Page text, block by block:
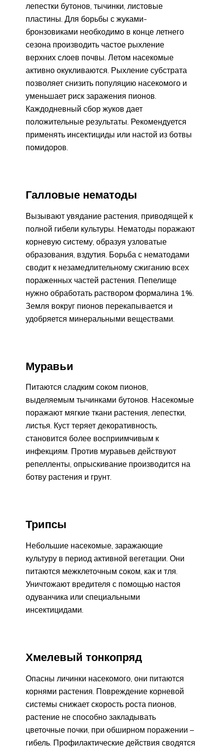
лепестки бутонов, тычинки, листовые
пластины. Для борьбы с жуками-
бронзовиками необходимо в конце летнего
сезона производить частое рыхление
верхних слоев почвы. Летом насекомые
активно окукливаются. Рыхление субстрата
позволяет снизить популяцию насекомого и
уменьшает риск заражения пионов.
Каждодневный сбор жуков дает
положительные результаты. Рекомендуется
применять инсектициды или настой из ботвы
помидоров.
Галловые нематоды
Вызывают увядание растения, приводящей к
полной гибели культуры. Нематоды поражают
корневую систему, образуя узловатые
образования, вздутия. Борьба с нематодами
сводит к незамедлительному сжиганию всех
пораженных частей растения. Пепелище
нужно обработать раствором формалина 1%.
Земля вокруг пионов перекапывается и
удобряется минеральными веществами.
Муравьи
Питаются сладким соком пионов,
выделяемым тычинками бутонов. Насекомые
поражают мягкие ткани растения, лепестки,
листья. Куст теряет декоративность,
становится более восприимчивым к
инфекциям. Против муравьев действуют
репелленты, опрыскивание производится на
ботву растения и грунт.
Трипсы
Небольшие насекомые, заражающие
культуру в период активной вегетации. Они
питаются межклеточным соком, как и тля.
Уничтожают вредителя с помощью настоя
одуванчика или специальными
инсектицидами.
Хмелевый тонкопряд
Опасны личинки насекомого, они питаются
корнями растения. Повреждение корневой
системы снижает скорость роста пионов,
растение не способно закладывать
цветочные почки, при обширном поражении –
гибель. Профилактические действия сводятся